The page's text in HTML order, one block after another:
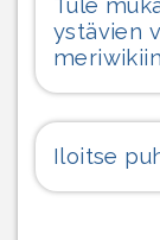
Tule
ystävien
Iloitse